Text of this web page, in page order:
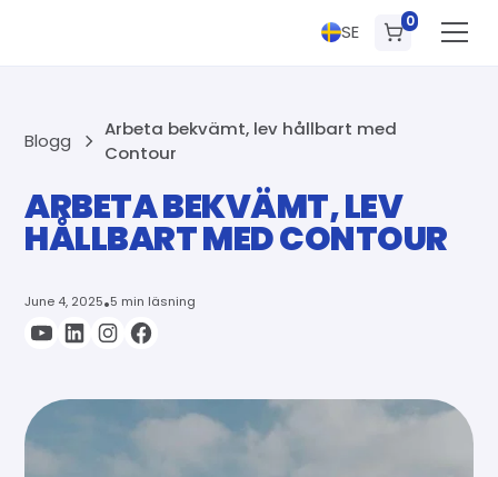
SE 0
Blogg
Arbeta bekvämt, lev hållbart med
Contour
ARBETA BEKVÄMT, LEV
HÅLLBART MED CONTOUR
June 4, 2025•5 min läsning